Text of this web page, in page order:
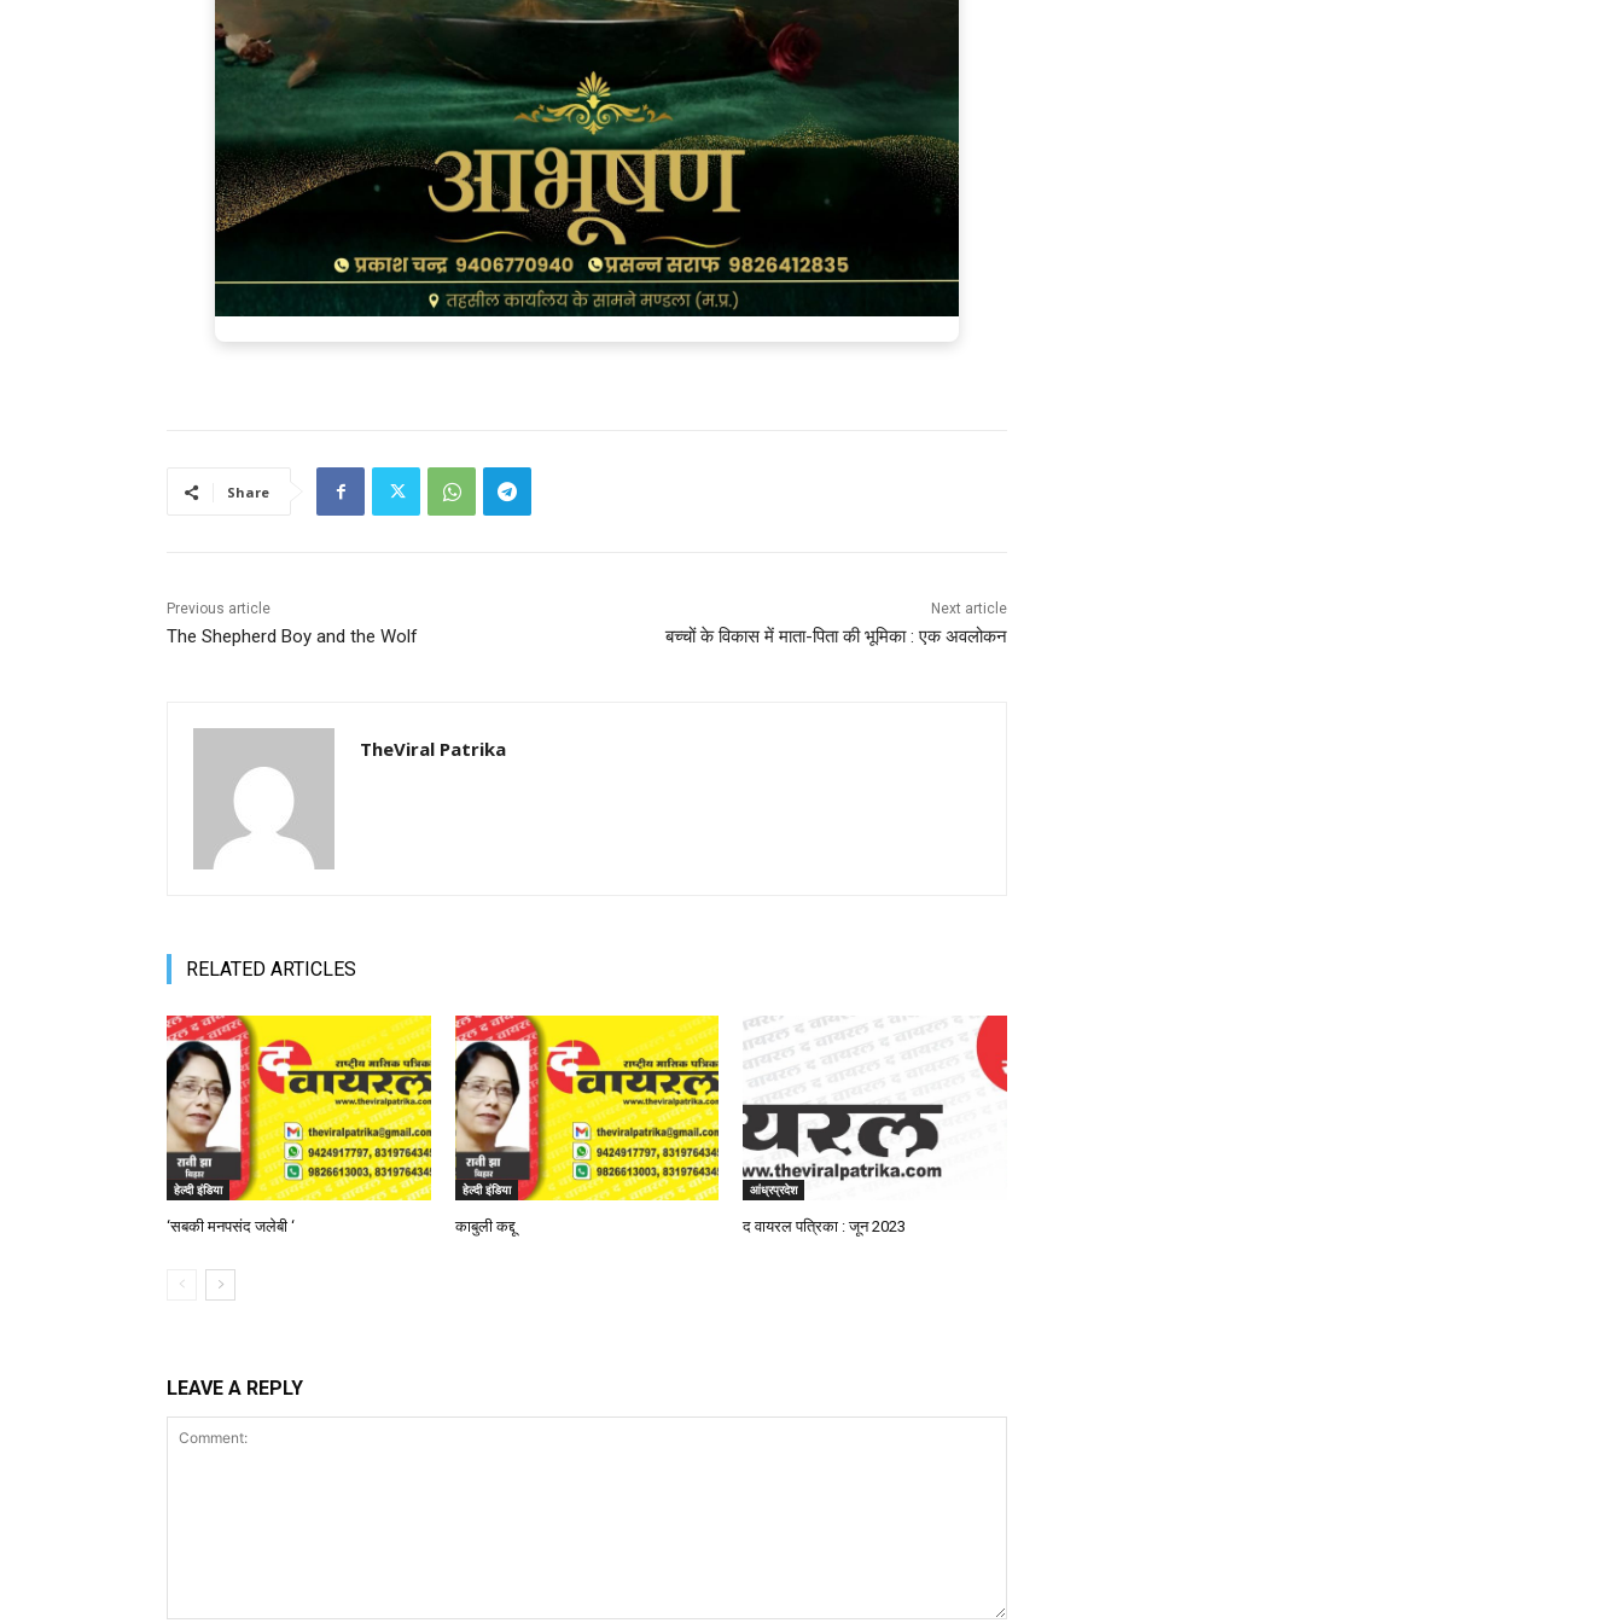
Share
Previous article
The Shepherd Boy and the Wolf
Next article
बच्चों के विकास में माता-पिता की भूमिका : एक अवलोकन
TheViral Patrika
RELATED ARTICLES
हेल्दी इंडिया
‘सबकी मनपसंद जलेबी ‘
हेल्दी इंडिया
काबुली कद्दू
आंध्रप्रदेश
द वायरल पत्रिका : जून 2023
LEAVE A REPLY